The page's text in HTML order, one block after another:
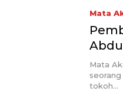
Mata
Mata
tokoh…